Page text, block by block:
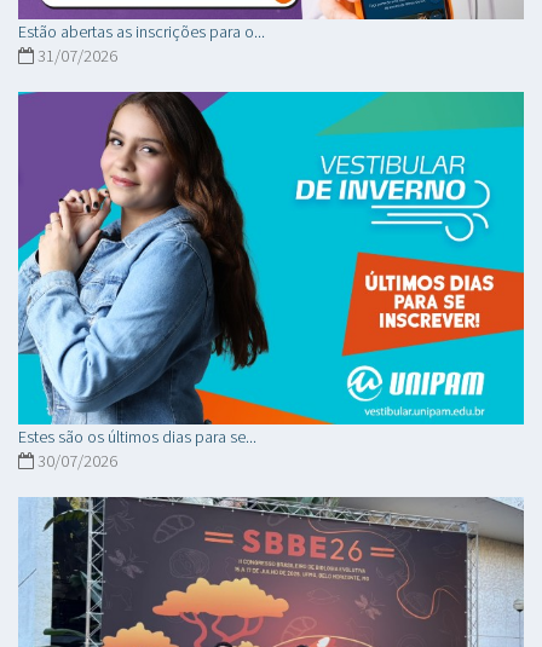
Estão abertas as inscrições para o...
31/07/2026
Estes são os últimos dias para se...
30/07/2026